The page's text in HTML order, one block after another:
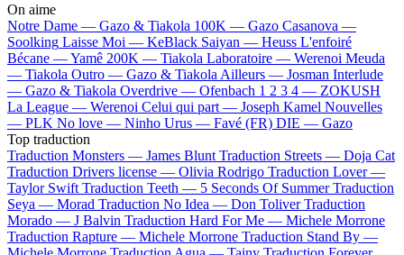
On aime
Notre Dame — Gazo & Tiakola 100K — Gazo Casanova —
Soolking Laisse Moi — KeBlack Saiyan — Heuss L'enfoiré
Bécane —Yamê 200K — Tiakola Laboratoire — Werenoi Meuda
— Tiakola Outro — Gazo & Tiakola Ailleurs — Josman Interlude
— Gazo & Tiakola Overdrive — Ofenbach 1 2 3 4 — ZOKUSH
La League — Werenoi Celui qui part — Joseph Kamel Nouvelles
— PLK No love — Ninho Urus — Favé (FR) DIE — Gazo
Top traduction
Traduction Monsters — James Blunt Traduction Streets — Doja Cat
Traduction Drivers license — Olivia Rodrigo Traduction Lover —
Taylor Swift Traduction Teeth — 5 Seconds Of Summer Traduction
Seya — Morad Traduction No Idea — Don Toliver Traduction
Morado — J Balvin Traduction Hard For Me — Michele Morrone
Traduction Rapture — Michele Morrone Traduction Stand By —